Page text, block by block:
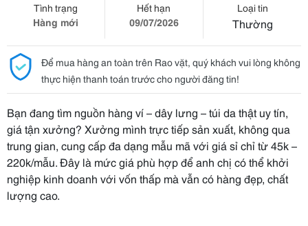
Tình trạng
Hàng mới
Hết hạn
09/07/2026
Loại tin
Thường
Để mua hàng an toàn trên Rao vặt, quý khách vui lòng không
thực hiện thanh toán trước cho người đăng tin!
Bạn đang tìm nguồn hàng ví – dây lưng – túi da thật uy tín,
giá tận xưởng? Xưởng mình trực tiếp sản xuất, không qua
trung gian, cung cấp đa dạng mẫu mã với giá sỉ chỉ từ 45k –
220k/mẫu. Đây là mức giá phù hợp để anh chị có thể khởi
nghiệp kinh doanh với vốn thấp mà vẫn có hàng đẹp, chất
lượng cao.